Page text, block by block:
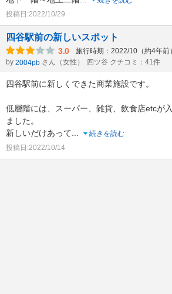
投稿日:2022/10/29
四谷駅前の新しいスポット
3.0 旅行時期：2022/10（約4年前）
by 2004pb さん（女性） 四ツ谷 クチコミ：41件
四谷駅前に新しくできた商業施設です。
低層階には、スーパー、雑貨、飲食店etcが
ました。
新しいだけあって...
続きを読む
投稿日:2022/10/14